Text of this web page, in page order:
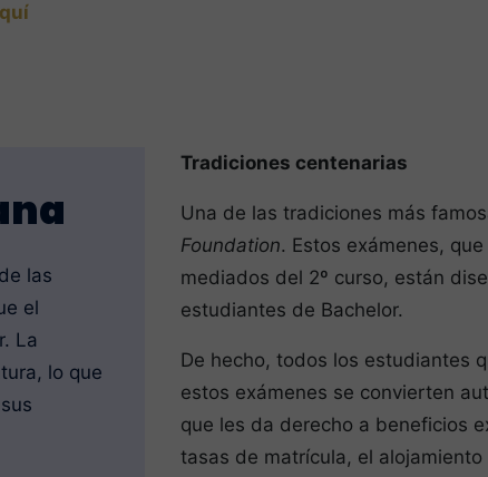
las
el
La
lo que
Tradiciones centenarias
Una de las tradiciones más
Foundation. Estos exámenes,
mediados del 2º curso, están
estudiantes de Bachelor.
De hecho, todos los estudiantes
estos exámenes se convierten
que les da derecho a beneficios
tasas de matrícula, el